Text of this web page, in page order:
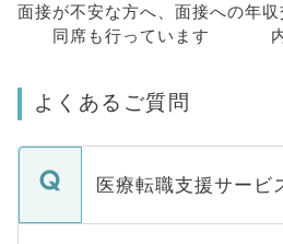
面接が不安な方へ、 面接への
同席も行っています
年
よくあるご質問
医療転職支援サービ